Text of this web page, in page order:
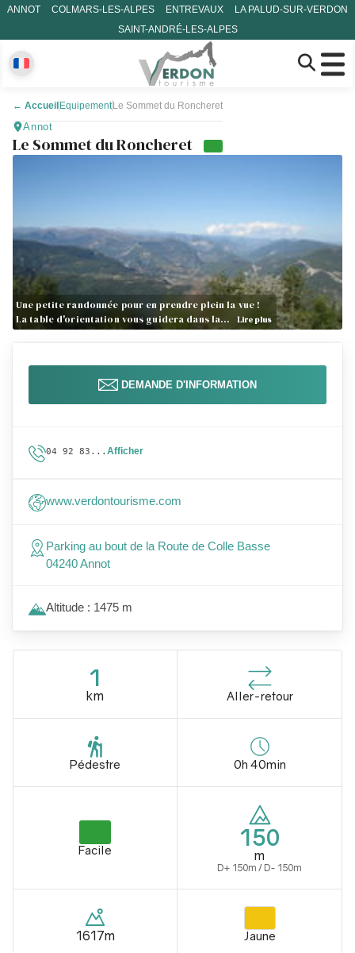
ANNOT COLMARS-LES-ALPES ENTREVAUX
LA PALUD-SUR-VERDON
SAINT-ANDRÉ-LES-ALPES
← Accueil Equipement Le Sommet du Roncheret
Annot
Le Sommet du Roncheret
Une petite randonnée pour en prendre plein la vue !
La table d'orientation vous guidera dans la…
Lire plus
1
km Aller-retour
Pédestre 0h 40min
Facile 150
m
D+ 150m / D- 150m
1617m Jaune
DEMANDE D'INFORMATION
04 92 83... Afficher
www.verdontourisme.com
Parking au bout de la Route de Colle Basse
04240 Annot
Altitude : 1475 m